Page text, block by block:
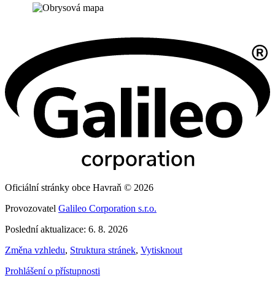
Oficiální stránky obce Havraň © 2026
Provozovatel Galileo Corporation s.r.o.
Poslední aktualizace: 6. 8. 2026
Změna vzhledu, Struktura stránek, Vytisknout
Prohlášení o přístupnosti